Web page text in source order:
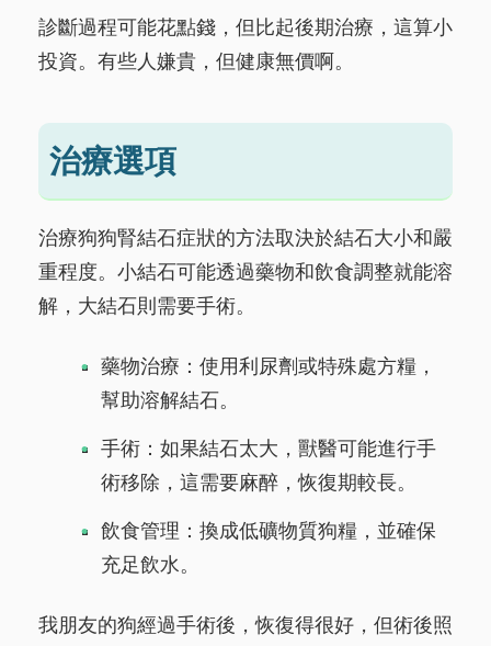
診斷過程可能花點錢，但比起後期治療，這算小
投資。有些人嫌貴，但健康無價啊。
治療選項
治療狗狗腎結石症狀的方法取決於結石大小和嚴
重程度。小結石可能透過藥物和飲食調整就能溶
解，大結石則需要手術。
藥物治療：使用利尿劑或特殊處方糧，
幫助溶解結石。
手術：如果結石太大，獸醫可能進行手
術移除，這需要麻醉，恢復期較長。
飲食管理：換成低礦物質狗糧，並確保
充足飲水。
我朋友的狗經過手術後，恢復得很好，但術後照